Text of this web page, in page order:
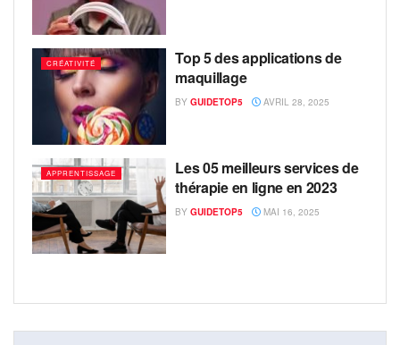
CRÉATIVITÉ
Top 5 des applications de
maquillage
BY GUIDETOP5 AVRIL 28, 2025
APPRENTISSAGE
Les 05 meilleurs services de
thérapie en ligne en 2023
BY GUIDETOP5 MAI 16, 2025